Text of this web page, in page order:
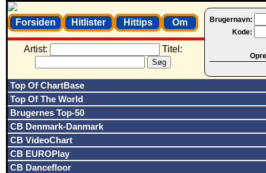
Brugernavn:
Kode:
Forsiden Hitlister Hittips Om
Artist: Titel:
Top Of ChartBase
Top Of The World
Brugernes Top-50
CB Denmark-Danmark
CB VideoChart
CB EUROPlay
CB Dancefloor